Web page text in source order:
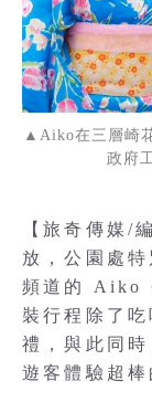
▲Aiko在三層崎
政府
【旅奇傳媒/
放，公園處
頻道的 Aiko
裝行程除了
禮，與此同時
遊客體驗超棒